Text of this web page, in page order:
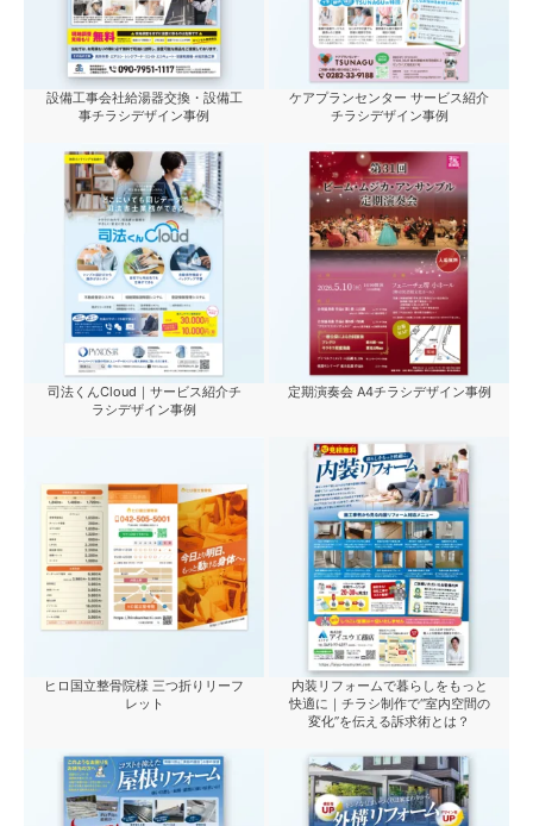
設備工事会社給湯器交換・設備工
事チラシデザイン事例
ケアプランセンター サービス紹介
チラシデザイン事例
司法くんCloud｜サービス紹介チ
ラシデザイン事例
定期演奏会 A4チラシデザイン事例
ヒロ国立整骨院様 三つ折りリーフ
レット
内装リフォームで暮らしをもっと
快適に｜チラシ制作で“室内空間の
変化”を伝える訴求術とは？